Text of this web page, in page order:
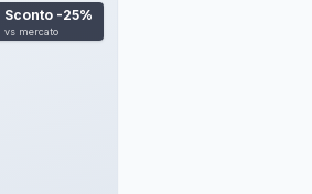
Sconto -25%
vs mercato